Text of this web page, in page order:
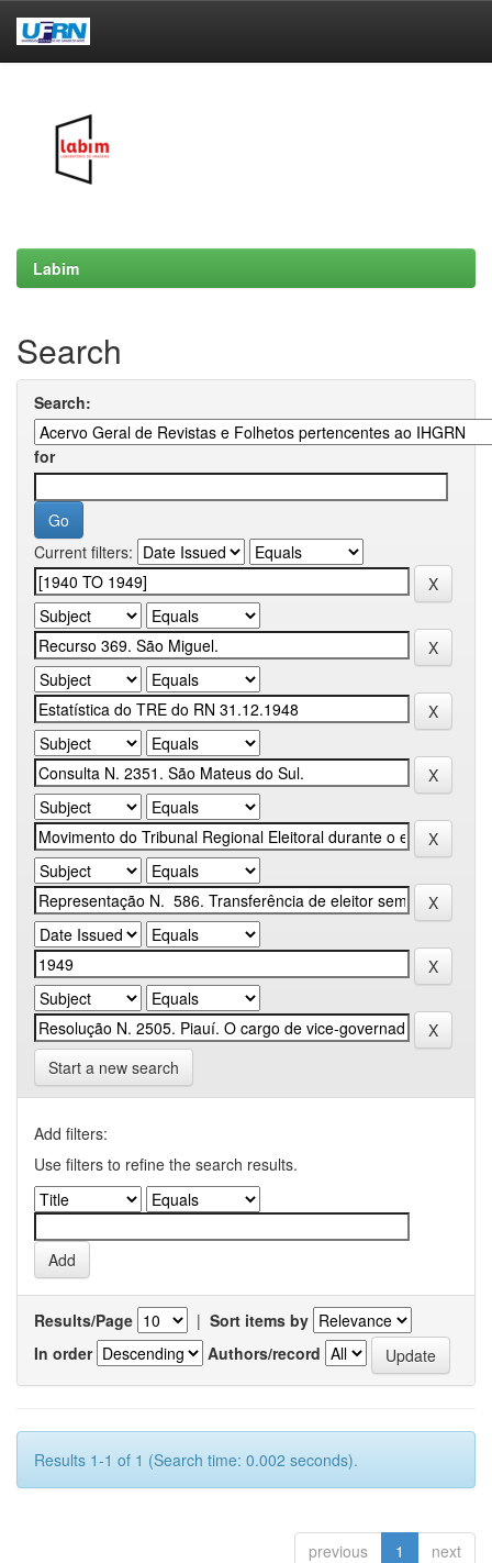
Labim
Search
Search:
for
Current filters:
Start a new search
Add filters:
Use filters to refine the search results.
Results/Page | Sort items by
In order
Authors/record
Results 1-1 of 1 (Search time: 0.002 seconds).
previous 1 next